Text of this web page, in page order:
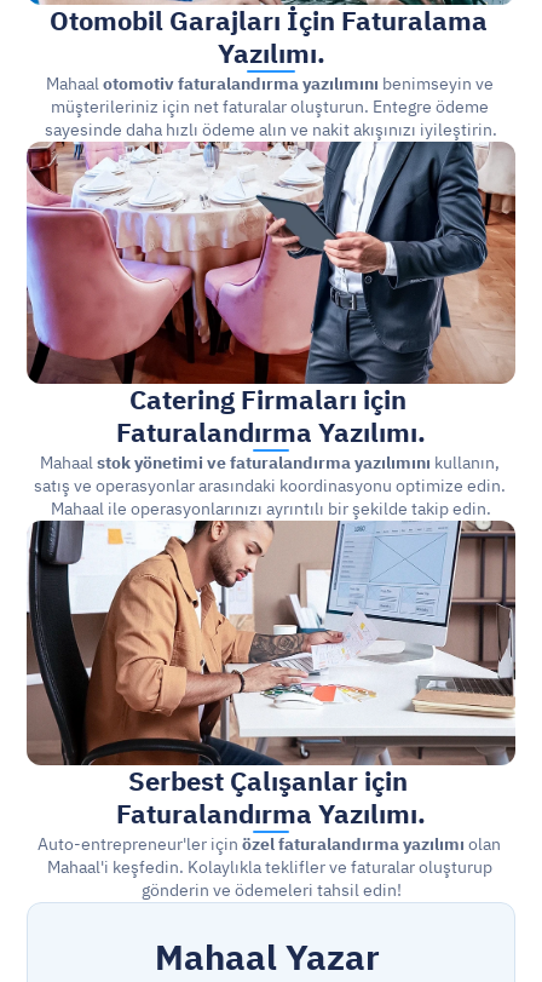
Otomobil Garajları İçin Faturalama
Yazılımı.
Mahaal otomotiv faturalandırma yazılımını benimseyin ve
müşterileriniz için net faturalar oluşturun. Entegre ödeme
sayesinde daha hızlı ödeme alın ve nakit akışınızı iyileştirin.
Catering Firmaları için
Faturalandırma Yazılımı.
Mahaal stok yönetimi ve faturalandırma yazılımını kullanın,
satış ve operasyonlar arasındaki koordinasyonu optimize edin.
Mahaal ile operasyonlarınızı ayrıntılı bir şekilde takip edin.
Serbest Çalışanlar için
Faturalandırma Yazılımı.
Auto-entrepreneur'ler için özel faturalandırma yazılımı olan
Mahaal'i keşfedin. Kolaylıkla teklifler ve faturalar oluşturup
gönderin ve ödemeleri tahsil edin!
Mahaal Yazar